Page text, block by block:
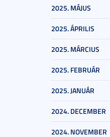
2025. MÁJUS
2025. ÁPRILIS
2025. MÁRCIUS
2025. FEBRUÁR
2025. JANUÁR
2024. DECEMBER
2024. NOVEMBER